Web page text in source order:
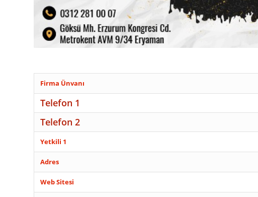
Firma Ünvanı
Telefon 1
Telefon 2
Yetkili 1
Adres
Web Sitesi